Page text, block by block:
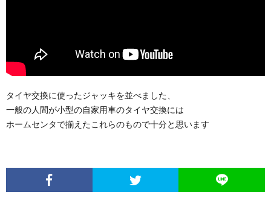
タイヤ交換に使ったジャッキを並べました、
一般の人間が小型の自家用車のタイヤ交換には
ホームセンタで揃えたこれらのもので十分と思います